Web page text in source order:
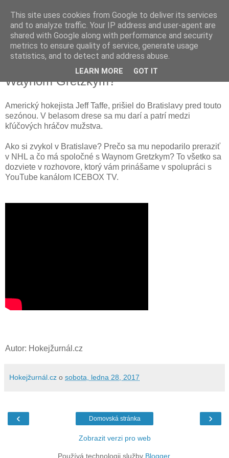
Jeff Taffe: V akom rodinnom vzťahu je s
Waynom Gretzkym?
Americký hokejista Jeff Taffe, prišiel do Bratislavy pred touto
sezónou. V belasom drese sa mu darí a patrí medzi
kľúčových hráčov mužstva.
Ako si zvykol v Bratislave? Prečo sa mu nepodarilo preraziť
v NHL a čo má spoločné s Waynom Gretzkym? To všetko sa
dozviete v rozhovore, ktorý vám prinášame v spolupráci s
YouTube kanálom ICEBOX TV.
Autor: Hokejžurnál.cz
Hokejžurnál.cz o sobota, ledna 28, 2017
‹ ›
Domovská stránka
Zobrazit verzi pro web
Používá technologii služby Blogger.
This site uses cookies from Google to deliver its services
and to analyze traffic. Your IP address and user-agent are
shared with Google along with performance and security
metrics to ensure quality of service, generate usage
statistics, and to detect and address abuse.
LEARN MORE GOT IT